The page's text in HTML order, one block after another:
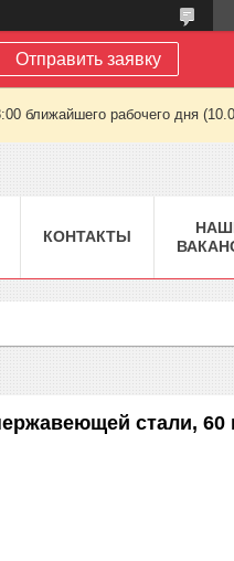
Отправить заявку
ближайшего рабочего дня
КОНТАКТЫ
стали,